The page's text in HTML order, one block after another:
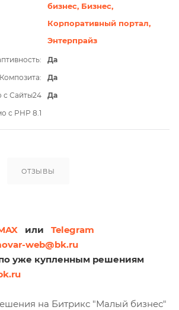
бизнес, Бизнес,
Корпоративный портал,
Энтерпрайз
Да
Да
с Сайты24
Да
с PHP 8.1
ОТЗЫВЫ
или Telegram
web@bk.ru
уже купленным решениям
на Битрикс "Малый бизнес"